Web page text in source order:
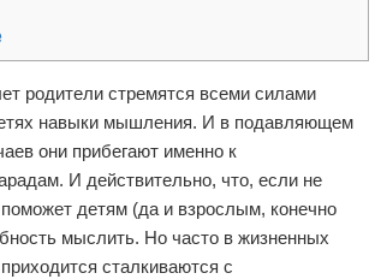
информации
родители стремятся всеми силами
навыки мышления. И в подавляющем
они прибегают именно к
И действительно, что, если не
поможет детям (да и взрослым, конечно
мыслить. Но часто в жизненных
сталкиваются с